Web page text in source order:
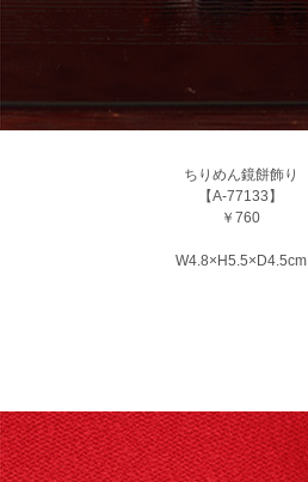
ちりめん鏡餅飾り
【A-77133】
￥760
W4.8×H5.5×D4.5cm